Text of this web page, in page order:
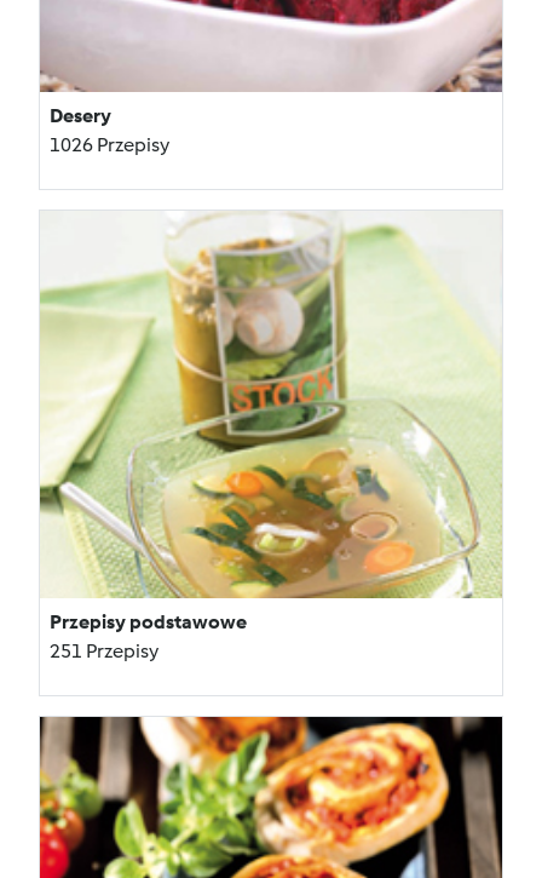
Desery
1026 Przepisy
Przepisy podstawowe
251 Przepisy